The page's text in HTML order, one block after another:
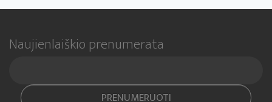
Naujienlaiškio prenumerata
PRENUMERUOTI